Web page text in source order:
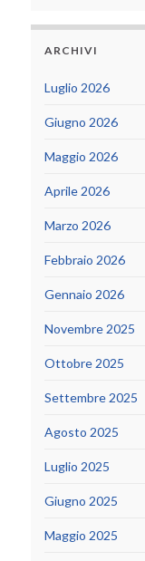
ARCHIVI
Luglio 2026
Giugno 2026
Maggio 2026
Aprile 2026
Marzo 2026
Febbraio 2026
Gennaio 2026
Novembre 2025
Ottobre 2025
Settembre 2025
Agosto 2025
Luglio 2025
Giugno 2025
Maggio 2025